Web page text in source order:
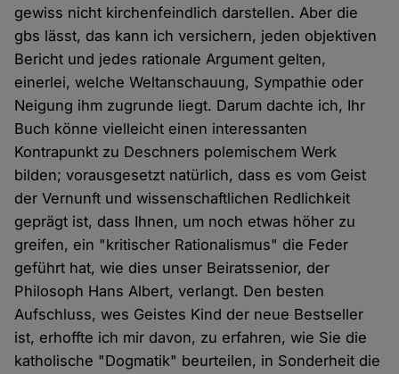
gewiss nicht kirchenfeindlich darstellen. Aber die
gbs lässt, das kann ich versichern, jeden objektiven
Bericht und jedes rationale Argument gelten,
einerlei, welche Weltanschauung, Sympathie oder
Neigung ihm zugrunde liegt. Darum dachte ich, Ihr
Buch könne vielleicht einen interessanten
Kontrapunkt zu Deschners polemischem Werk
bilden; vorausgesetzt natürlich, dass es vom Geist
der Vernunft und wissenschaftlichen Redlichkeit
geprägt ist, dass Ihnen, um noch etwas höher zu
greifen, ein "kritischer Rationalismus" die Feder
geführt hat, wie dies unser Beiratssenior, der
Philosoph Hans Albert, verlangt. Den besten
Aufschluss, wes Geistes Kind der neue Bestseller
ist, erhoffte ich mir davon, zu erfahren, wie Sie die
katholische "Dogmatik" beurteilen, in Sonderheit die